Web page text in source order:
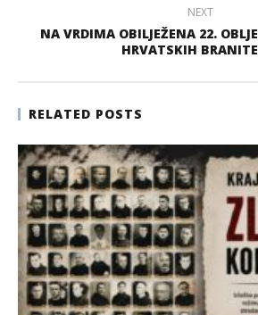
NEXT
NA VRDIMA OBILJEŽENA 22.
HRVATSKIH
RELATED POSTS